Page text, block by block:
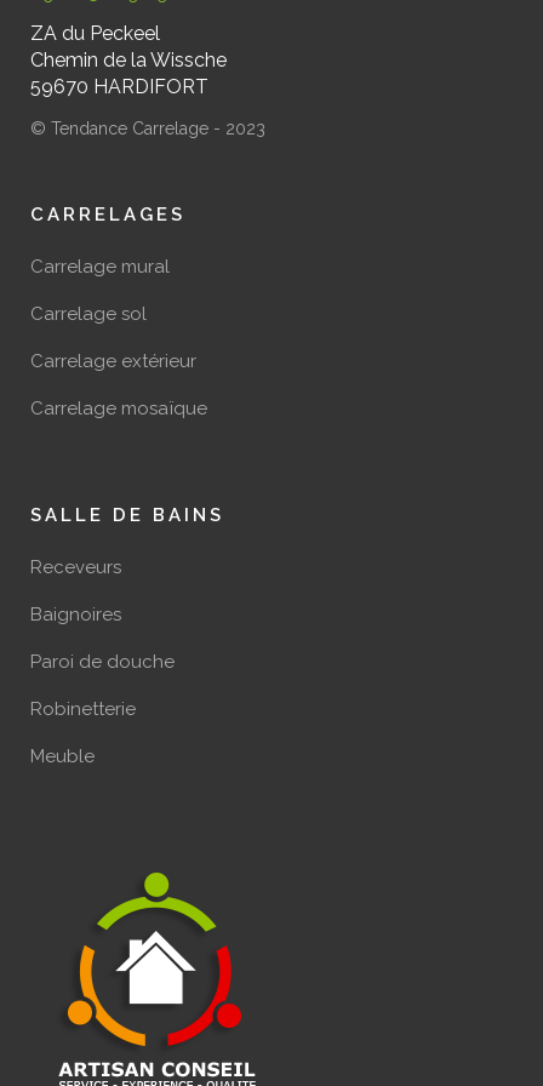
ZA du Peckeel
Chemin de la Wissche
59670 HARDIFORT
© Tendance Carrelage - 2023
CARRELAGES
Carrelage mural
Carrelage sol
Carrelage extérieur
Carrelage mosaïque
SALLE DE BAINS
Receveurs
Baignoires
Paroi de douche
Robinetterie
Meuble